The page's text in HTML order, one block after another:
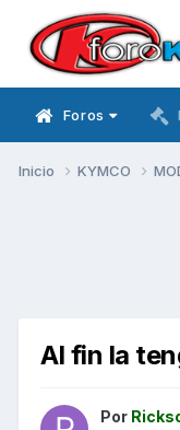
Foros
Inicio KYMCO
Al fin la
Por